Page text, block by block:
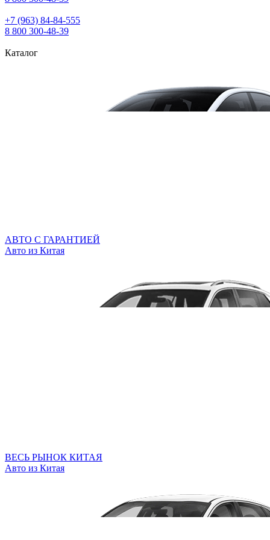
+7 (963) 84‑84‑555
8 800 300‑48‑39
Каталог
АВТО С ГАРАНТИЕЙ
Авто из Китая
ВЕСЬ РЫНОК КИТАЯ
Авто из Китая